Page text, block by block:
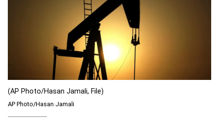
(AP Photo/Hasan Jamali, File)
AP Photo/Hasan Jamali